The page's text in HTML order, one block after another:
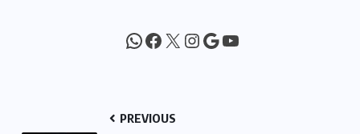
WhatsApp
Facebook
X Instagram
Google
YouTube
PREVIOUS